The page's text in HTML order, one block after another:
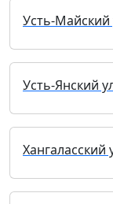
Усть-Майский
Усть-Янский
Хангаласский